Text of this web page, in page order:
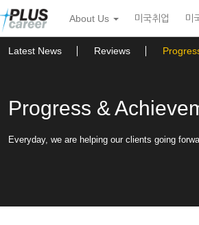
뉴
토
About Us 미국취업 미
Latest News Reviews
Progress &
Everyday, we are helping our clients going